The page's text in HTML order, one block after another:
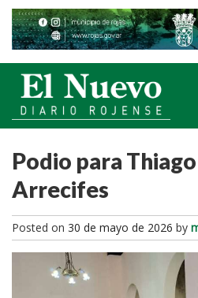
Podio para
Arrecifes
Posted on 30 de mayo de 2026 by